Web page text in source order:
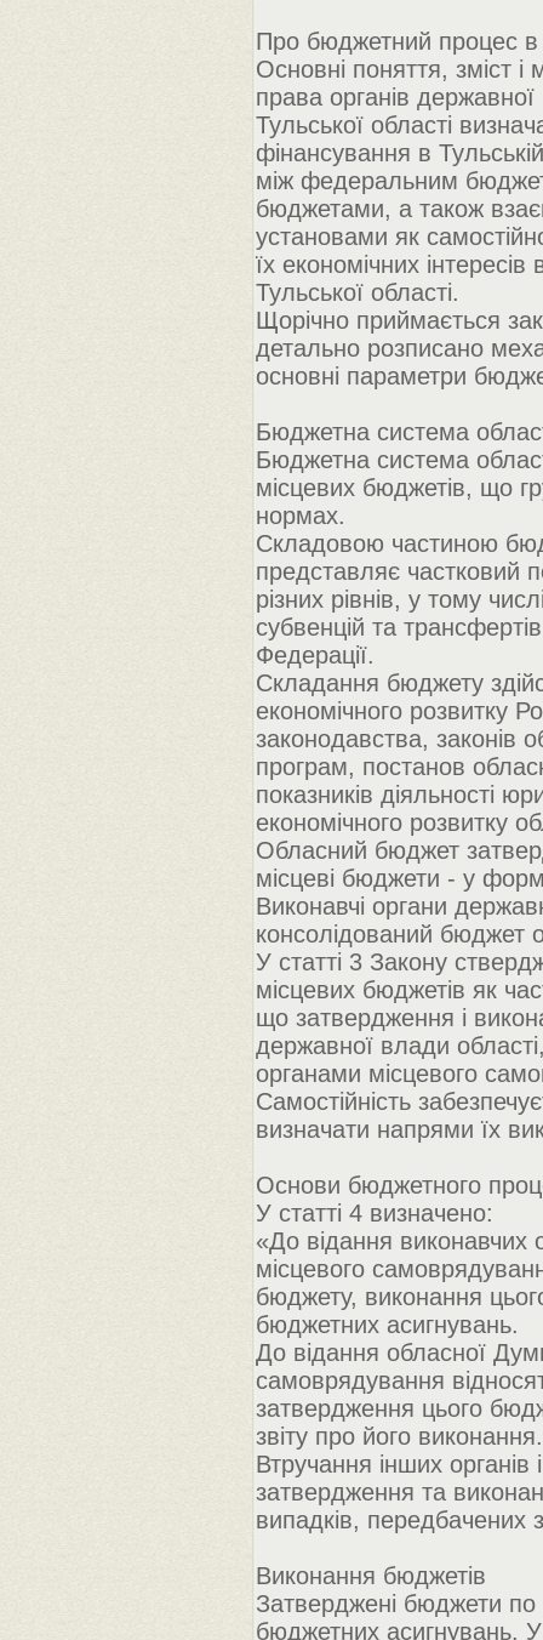
Про бюджетний процес в
Основні поняття, зміст
права органів
Тульської області
фінансування в
між федеральним
бюджетами, а також
установами як
їх економічних
Тульської області.
Щорічно приймається
детально розписано
основні параметри
Бюджетна система
Бюджетна система
місцевих бюджетів, що
нормах.
Складовою частиною
представляє частковий
різних рівнів, у тому
субвенцій та
Федерації.
Складання бюджету
економічного розвитку
законодавства, законів
програм, постанов
показників діяльності
економічного розвитку
Обласний бюджет
місцеві бюджети - у
Виконавчі органи
консолідований бюджет
У статті 3 Закону
місцевих бюджетів як
що затвердження і
державної влади
органами місцевого
Самостійність
визначати напрями їх
Основи бюджетного
У статті 4 визначено:
«До відання виконавчих
місцевого
бюджету, виконання
бюджетних асигнувань.
До відання обласної
самоврядування
затвердження цього
звіту про його виконання.
Втручання інших органів
затвердження та
випадків, передбачених
Виконання бюджетів
Затверджені бюджети
бюджетних асигнувань.